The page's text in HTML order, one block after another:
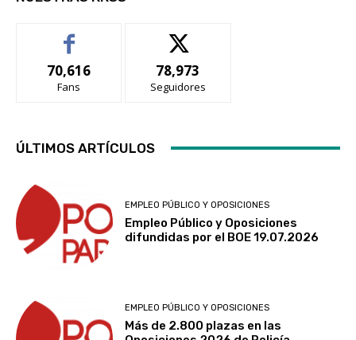
70,616
Fans
78,973
Seguidores
ÚLTIMOS ARTÍCULOS
EMPLEO PÚBLICO Y OPOSICIONES
Empleo Público y Oposiciones
difundidas por el BOE 19.07.2026
EMPLEO PÚBLICO Y OPOSICIONES
Más de 2.800 plazas en las